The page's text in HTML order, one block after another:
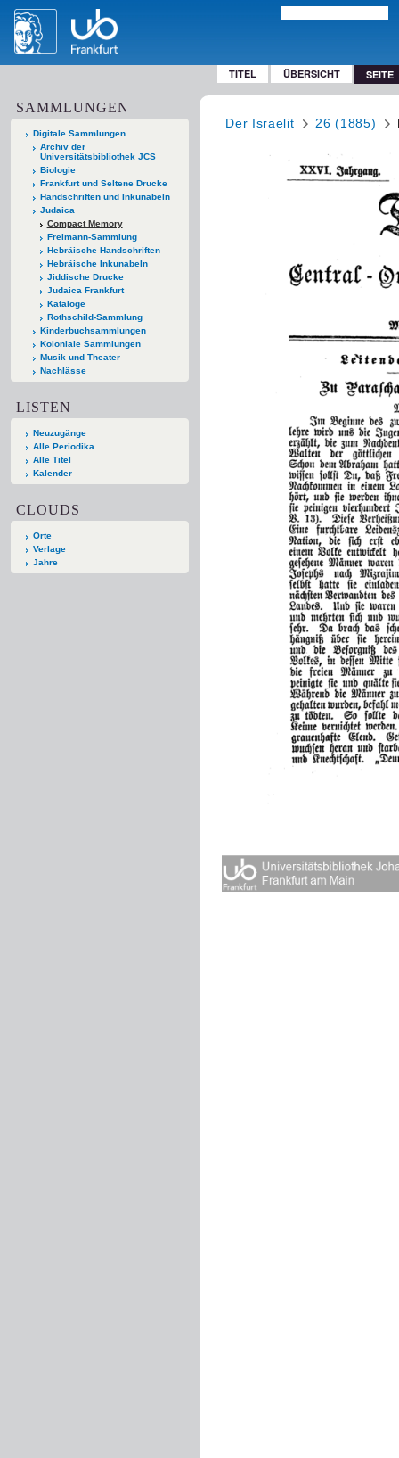
TITEL ÜBERSICHT SEITE
SAMMLUNGEN
Digitale Sammlungen
Archiv der
Universitätsbibliothek JCS
Biologie
Frankfurt und Seltene Drucke
Handschriften und Inkunabeln
Judaica
Compact Memory
Freimann-Sammlung
Hebräische Handschriften
Hebräische Inkunabeln
Jiddische Drucke
Judaica Frankfurt
Kataloge
Rothschild-Sammlung
Kinderbuchsammlungen
Koloniale Sammlungen
Musik und Theater
Nachlässe
LISTEN
Neuzugänge
Alle Periodika
Alle Titel
Kalender
CLOUDS
Orte
Verlage
Jahre
Der Israelit 26 (1885)